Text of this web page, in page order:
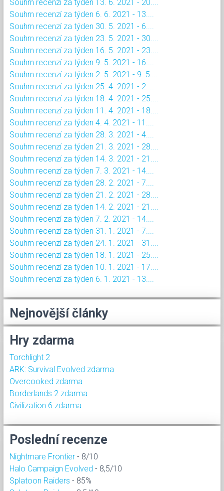
Souhrn recenzí za týden 13. 6. 2021 - 20....
Souhrn recenzí za týden 6. 6. 2021 - 13....
Souhrn recenzí za týden 30. 5. 2021 - 6....
Souhrn recenzí za týden 23. 5. 2021 - 30....
Souhrn recenzí za týden 16. 5. 2021 - 23....
Souhrn recenzí za týden 9. 5. 2021 - 16....
Souhrn recenzí za týden 2. 5. 2021 - 9. 5....
Souhrn recenzí za týden 25. 4. 2021 - 2....
Souhrn recenzí za týden 18. 4. 2021 - 25....
Souhrn recenzí za týden 11. 4. 2021 - 18....
Souhrn recenzí za týden 4. 4. 2021 - 11....
Souhrn recenzí za týden 28. 3. 2021 - 4....
Souhrn recenzí za týden 21. 3. 2021 - 28....
Souhrn recenzí za týden 14. 3. 2021 - 21....
Souhrn recenzí za týden 7. 3. 2021 - 14....
Souhrn recenzí za týden 28. 2. 2021 - 7....
Souhrn recenzí za týden 21. 2. 2021 - 28....
Souhrn recenzí za týden 14. 2. 2021 - 21....
Souhrn recenzí za týden 7. 2. 2021 - 14....
Souhrn recenzí za týden 31. 1. 2021 - 7....
Souhrn recenzí za týden 24. 1. 2021 - 31....
Souhrn recenzí za týden 18. 1. 2021 - 25....
Souhrn recenzí za týden 10. 1. 2021 - 17....
Souhrn recenzí za týden 6. 1. 2021 - 13....
Nejnovější články
Hry zdarma
Torchlight 2
ARK: Survival Evolved zdarma
Overcooked zdarma
Borderlands 2 zdarma
Civilization 6 zdarma
Poslední recenze
Nightmare Frontier - 8/10
Halo Campaign Evolved - 8,5/10
Splatoon Raiders - 85%